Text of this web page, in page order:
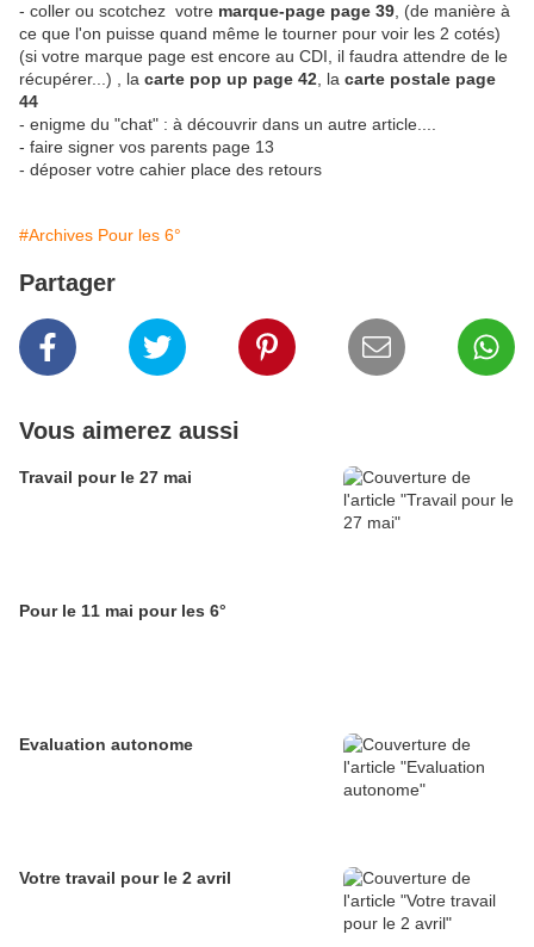
- coller ou scotchez votre marque-page page 39 , (de manière à
ce que l'on puisse quand même le tourner pour voir les 2 cotés)
(si votre marque page est encore au CDI, il faudra attendre de le
récupérer...) , la carte pop up page 42 , la carte postale page
44
- enigme du "chat" : à découvrir dans un autre article....
- faire signer vos parents page 13
- déposer votre cahier place des retours
#Archives Pour les 6°
Partager
Vous aimerez aussi
Travail pour le 27 mai
Pour le 11 mai pour les 6°
Evaluation autonome
Votre travail pour le 2 avril